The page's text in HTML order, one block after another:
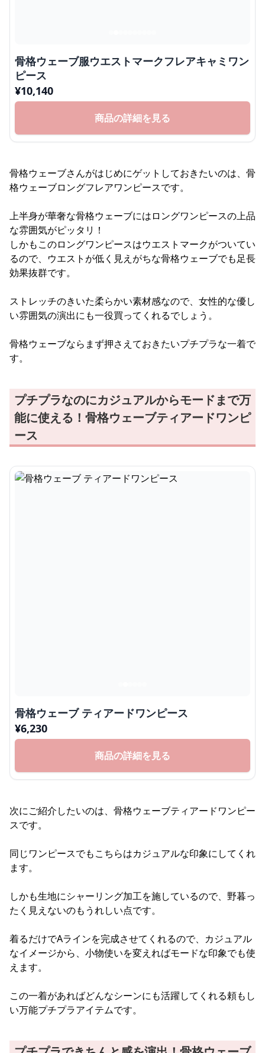
骨格ウェーブ服ウエストマークフレアキャミワン
ピース
¥10,140
商品の詳細を見る
骨格ウェーブさんがはじめにゲットしておきたいのは、骨
格ウェーブロングフレアワンピースです。
上半身が華奢な骨格ウェーブにはロングワンピースの上品
な雰囲気がピッタリ！
しかもこのロングワンピースはウエストマークがついてい
るので、ウエストが低く見えがちな骨格ウェーブでも足長
効果抜群です。
ストレッチのきいた柔らかい素材感なので、女性的な優し
い雰囲気の演出にも一役買ってくれるでしょう。
骨格ウェーブならまず押さえておきたいプチプラな一着で
す。
プチプラなのにカジュアルからモードまで万
能に使える！骨格ウェーブティアードワンピ
ース
骨格ウェーブ ティアードワンピース
¥6,230
商品の詳細を見る
次にご紹介したいのは、骨格ウェーブティアードワンピー
スです。
同じワンピースでもこちらはカジュアルな印象にしてくれ
ます。
しかも生地にシャーリング加工を施しているので、野暮っ
たく見えないのもうれしい点です。
着るだけでAラインを完成させてくれるので、カジュアル
なイメージから、小物使いを変えればモードな印象でも使
えます。
この一着があればどんなシーンにも活躍してくれる頼もし
い万能プチプラアイテムです。